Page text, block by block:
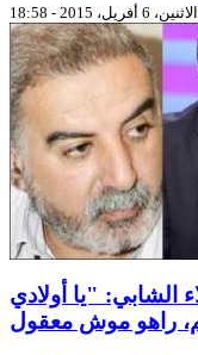
الاثنين، 6 أفريل، 2015 - 18:58
الشابي: "يا أولادي